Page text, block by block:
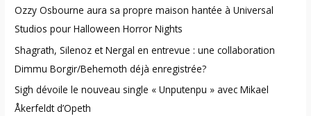
f
o
r
:
Ozzy Osbourne aura sa propre maison hantée à Universal
Studios pour Halloween Horror Nights
Shagrath, Silenoz et Nergal en entrevue : une collaboration
Dimmu Borgir/Behemoth déjà enregistrée?
Sigh dévoile le nouveau single « Unputenpu » avec Mikael
Åkerfeldt d’Opeth